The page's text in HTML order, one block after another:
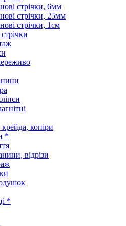
стрічки, 6мм
стрічки, 25мм
стрічки, 1см
копіри
*
відрізи
*